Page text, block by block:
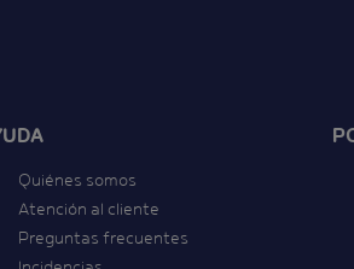
Quiénes somos
Atención al cliente
Preguntas frecuentes